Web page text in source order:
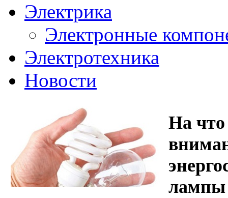
Электрика
Электронные
Электротехника
Новости
На что
лампы